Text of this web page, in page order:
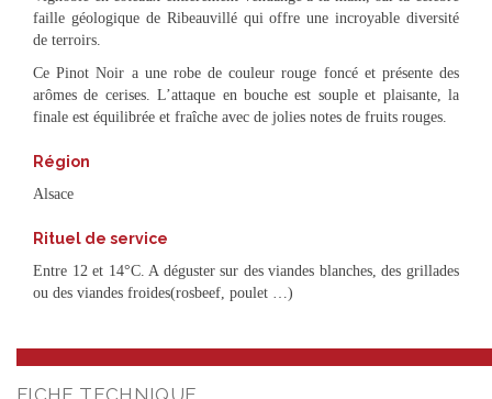
faille géologique de Ribeauvillé qui offre une incroyable diversité
de terroirs.
Ce Pinot Noir a une robe de couleur rouge foncé et présente des
arômes de cerises. L’attaque en bouche est souple et plaisante, la
finale est équilibrée et fraîche avec de jolies notes de fruits rouges.
Région
Alsace
Rituel de service
Entre 12 et 14°C. A déguster sur des viandes blanches, des grillades
ou des viandes froides(rosbeef, poulet …)
FICHE TECHNIQUE